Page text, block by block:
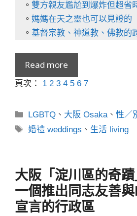
。 雙方親友尷尬到爆炸但超省
。 媽媽在天之靈也可以見證的
。 基督宗教、神道教、佛教的
Read more
頁次： 1 2 3 4 5 6 7
分
類
LGBTQ 、 大阪 Osaka、性／
標
婚禮 weddings 、 生活 living
大阪「淀川區的奇
一個推出同志友善
宣言的行政區